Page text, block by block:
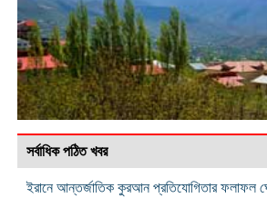
সর্বাধিক পঠিত খবর
ইরানে আন্তর্জাতিক কুরআন প্রতিযোগিতার ফলাফল